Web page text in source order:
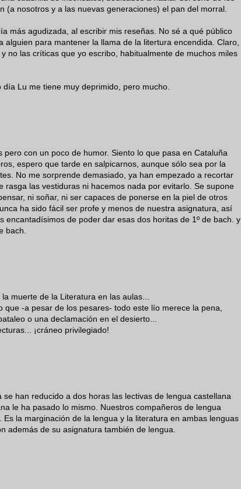
(a nosotros y a las nuevas generaciones) el pan del morral.
más agudizada, al escribir mis reseñas. No sé a qué público
para mantener la llama de la litertura encendida. Claro,
no las críticas que yo escribo, habitualmente de muchos miles
Lu me tiene muy deprimido, pero mucho.
con un poco de humor. Siento lo que pasa en Cataluña
espero que tarde en salpicarnos, aunque sólo sea por la
No me sorprende demasiado, ya han empezado a recortar
las vestiduras ni hacemos nada por evitarlo. Se supone
ni soñar, ni ser capaces de ponerse en la piel de otros
ha sido fácil ser profe y menos de nuestra asignatura, así
encantadísimos de poder dar esas dos horitas de 1º de bach. y
bach.
muerte de la Literatura en las aulas...
-a pesar de los pesares- todo este lío merece la pena,
o una declamación en el desierto...
¡cráneo privilegiado!
han reducido a dos horas las lectivas de lengua castellana
le ha pasado lo mismo. Nuestros compañeros de lengua
la marginación de la lengua y la literatura en ambas lenguas
además de su asignatura también de lengua.